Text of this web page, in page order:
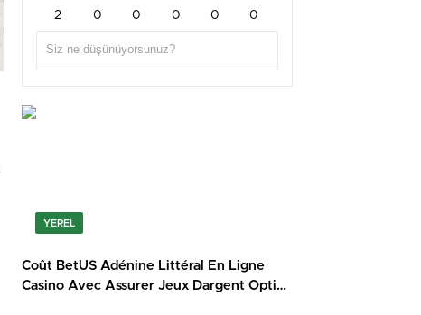
2 0 0 0 0 0
YEREL
Coût BetUS Adénine Littéral En Ligne
Casino Avec Assurer Jeux Dargent Option